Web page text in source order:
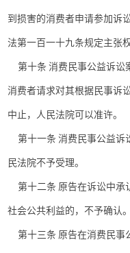
到损害的消费者申请参加诉
法第一百一十九条规定主张权
第十条 消费民事公益诉讼
消费者请求对其根据民事诉
中止，人民法院可以准许。
第十一条 消费民事公益诉
民法院不予受理。
第十二条 原告在诉讼中承
社会公共利益的，不予确认。
第十三条 原告在消费民事